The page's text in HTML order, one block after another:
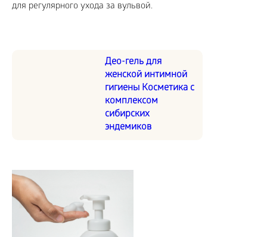
для регулярного ухода за вульвой.
Део-гель для
женской интимной
гигиены Косметика с
комплексом
сибирских
эндемиков